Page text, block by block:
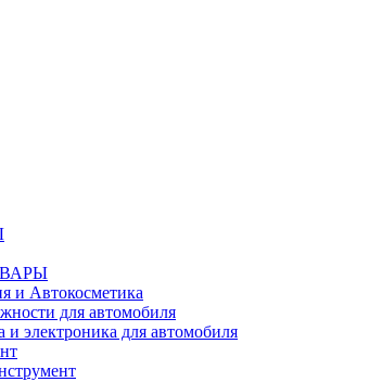
и Автокосметика
для автомобиля
и электроника для автомобиля